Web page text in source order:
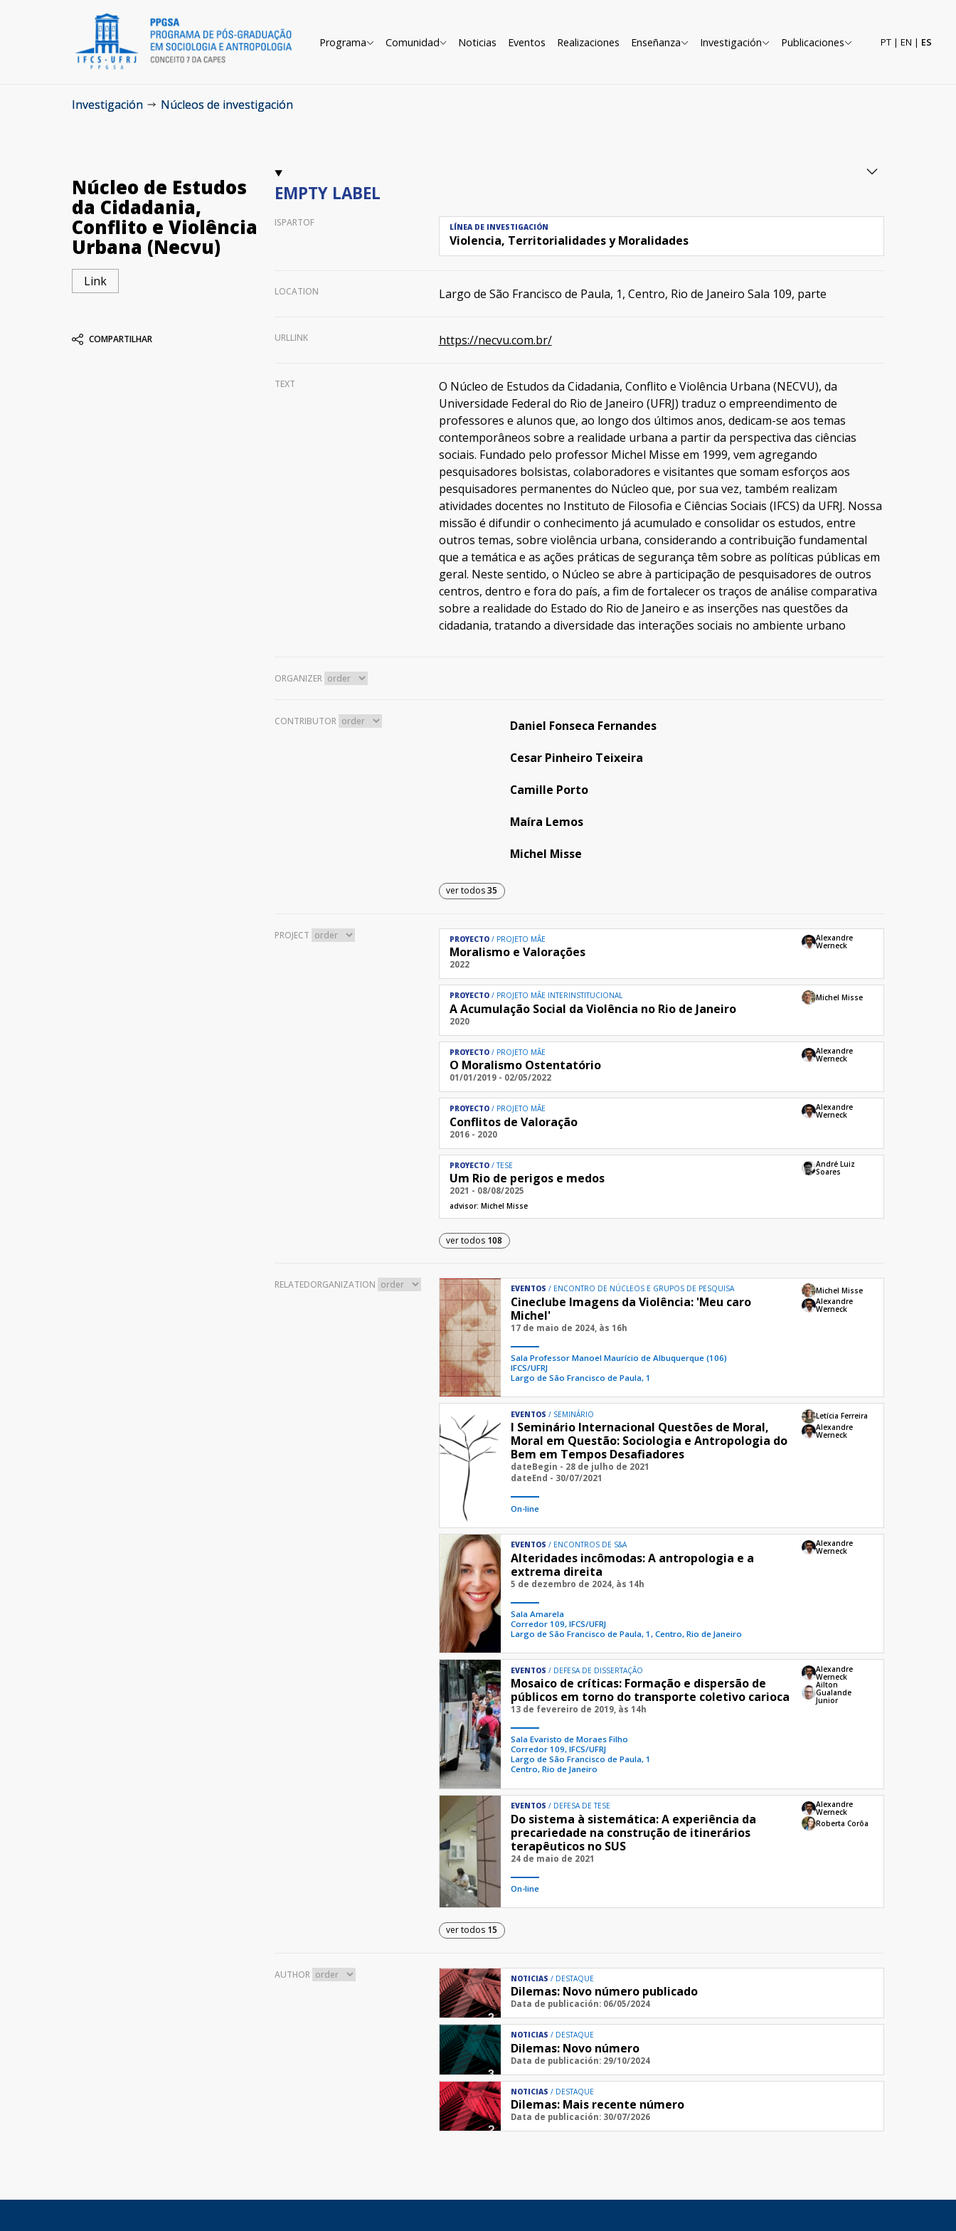
Programa Comunidad Noticias Eventos Realizaciones Enseñanza Investigación Publicaciones PT| EN | ES
Investigación Núcleos de investigación
Núcleo de Estudos
da Cidadania,
Conflito e Violência
Urbana (Necvu)
Link
COMPARTILHAR
EMPTY LABEL
ISPARTOF LÍNEA DE INVESTIGACIÓN
Violencia, Territorialidades y Moralidades
LOCATION Largo de São Francisco de Paula, 1, Centro, Rio de Janeiro Sala 109, parte
URLLINK https://necvu.com.br/
TEXT
O Núcleo de Estudos da Cidadania, Conflito e Violência Urbana (NECVU), da
Universidade Federal do Rio de Janeiro (UFRJ) traduz o empreendimento de
professores e alunos que, ao longo dos últimos anos, dedicam-se aos temas
contemporâneos sobre a realidade urbana a partir da perspectiva das ciências
sociais. Fundado pelo professor Michel Misse em 1999, vem agregando
pesquisadores bolsistas, colaboradores e visitantes que somam esforços aos
pesquisadores permanentes do Núcleo que, por sua vez, também realizam
atividades docentes no Instituto de Filosofia e Ciências Sociais (IFCS) da UFRJ. Nossa
missão é difundir o conhecimento já acumulado e consolidar os estudos, entre
outros temas, sobre violência urbana, considerando a contribuição fundamental
que a temática e as ações práticas de segurança têm sobre as políticas públicas em
geral. Neste sentido, o Núcleo se abre à participação de pesquisadores de outros
centros, dentro e fora do país, a fim de fortalecer os traços de análise comparativa
sobre a realidade do Estado do Rio de Janeiro e as inserções nas questões da
cidadania, tratando a diversidade das interações sociais no ambiente urbano
ORGANIZER
CONTRIBUTOR Daniel Fonseca Fernandes
Cesar Pinheiro Teixeira
Camille Porto
Maíra Lemos
Michel Misse
ver todos35
PROJECT PROYECTO PROJETO MÃE
Moralismo e Valorações
2022
Alexandre
Werneck
PROYECTO PROJETO MÃE INTERINSTITUCIONAL
A Acumulação Social da Violência no Rio de Janeiro
2020
Michel Misse
PROYECTO PROJETO MÃE
O Moralismo Ostentatório
01/01/2019 - 02/05/2022
Alexandre
Werneck
PROYECTO PROJETO MÃE
Conflitos de Valoração
2016 - 2020
Alexandre
Werneck
PROYECTO TESE
Um Rio de perigos e medos
2021 - 08/08/2025
advisor: Michel Misse
André Luiz
Soares
ver todos 108
RELATEDORGANIZATION EVENTOS ENCONTRO DE NÚCLEOS E GRUPOS DE PESQUISA
Cineclube Imagens da Violência: 'Meu caro
Michel'
17 de maio de 2024, às 16h
Sala Professor Manoel Maurício de Albuquerque (106)
IFCS/UFRJ
Largo de São Francisco de Paula, 1
Michel Misse
Alexandre
Werneck
EVENTOS SEMINÁRIO
I Seminário Internacional Questões de Moral,
Moral em Questão: Sociologia e Antropologia do
Bem em Tempos Desafiadores
dateBegin - 28 de julho de 2021
dateEnd - 30/07/2021
On-line
Letícia Ferreira
Alexandre
Werneck
EVENTOS ENCONTROS DE S&A
Alteridades incômodas: A antropologia e a
extrema direita
5 de dezembro de 2024, às 14h
Sala Amarela
Corredor 109, IFCS/UFRJ
Largo de São Francisco de Paula, 1, Centro, Rio de Janeiro
Alexandre
Werneck
EVENTOS DEFESA DE DISSERTAÇÃO
Mosaico de críticas: Formação e dispersão de
públicos em torno do transporte coletivo carioca
13 de fevereiro de 2019, às 14h
Sala Evaristo de Moraes Filho
Corredor 109, IFCS/UFRJ
Largo de São Francisco de Paula, 1
Centro, Rio de Janeiro
Alexandre
Werneck
Ailton
Gualande
Junior
EVENTOS DEFESA DE TESE
Do sistema à sistemática: A experiência da
precariedade na construção de itinerários
terapêuticos no SUS
24 de maio de 2021
On-line
Alexandre
Werneck
Roberta Corôa
ver todos 15
AUTHOR NOTICIAS DESTAQUE
Dilemas: Novo número publicado
Data de publicación: 06/05/2024
NOTICIAS DESTAQUE
Dilemas: Novo número
Data de publicación: 29/10/2024
NOTICIAS DESTAQUE
Dilemas: Mais recente número
Data de publicación: 30/07/2026